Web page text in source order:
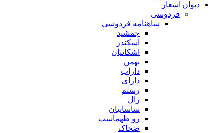
دیوان اشعار
فردوسی
شاهنامه فردوسی
جمشید
اسکندر
اشکانیان
بهمن
داراب
دارای
رستم
زال
ساسانیان
زو طهماسپ‏
ضحاک